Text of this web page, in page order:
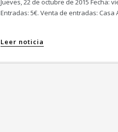
Jueves, 22 de octubre de 2015 Fecha:
Entradas: 5€. Venta de entradas:
Leer noticia